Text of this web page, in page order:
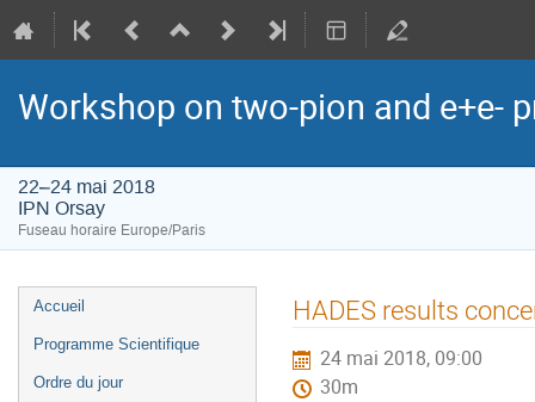
Workshop on two-pion and e+e-
22–24 mai 2018
IPN Orsay
Fuseau horaire Europe/Paris
Menu
de
Accueil
Programme Scientifique
Ordre du jour
HADES results
24 mai 2018, 09:00
30m